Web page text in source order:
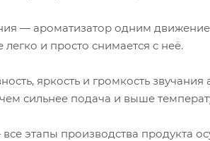
— ароматизатор одним
и просто снимается с неё.
яркость и громкость
сильнее подача и выше
все этапы производства продукта